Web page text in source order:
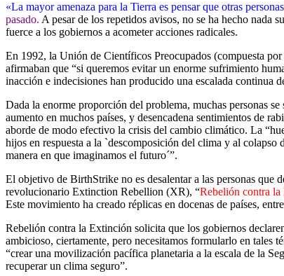
«La mayor amenaza para la Tierra es pensar que otras
pasado. A pesar de los repetidos avisos, no se ha hecho nada
fuerce a los gobiernos a acometer acciones radicales.
En 1992, la Unión de Científicos Preocupados (compuesta
afirmaban que “si queremos evitar un enorme sufrimiento
inacción e indecisiones han producido una escalada continua
Dada la enorme proporción del problema, muchas personas se
aumento en muchos países, y desencadena sentimientos de
aborde de modo efectivo la crisis del cambio climático. La
hijos en respuesta a la `descomposición del clima y al
manera en que imaginamos el futuro´”.
El objetivo de BirthStrike no es desalentar a las personas que
revolucionario Extinction Rebellion (XR), “Rebelión contra
Este movimiento ha creado réplicas en docenas de países,
Rebelión contra la Extinción solicita que los gobiernos
ambicioso, ciertamente, pero necesitamos formularlo en tales
“crear una movilización pacífica planetaria a la escala de la
recuperar un clima seguro”.